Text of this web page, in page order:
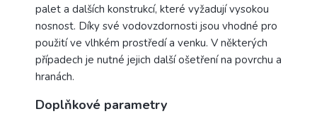
palet a dalších konstrukcí, které vyžadují vysokou
nosnost. Díky své vodovzdornosti jsou vhodné pro
použití ve vlhkém prostředí a venku. V některých
případech je nutné jejich další ošetření na povrchu a
hranách.
Doplňkové parametry